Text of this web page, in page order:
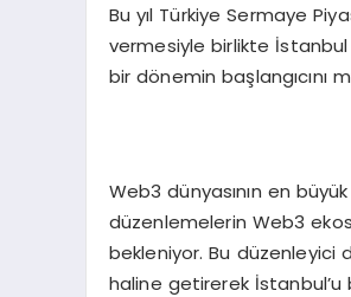
Bu yıl Türkiye Sermaye
vermesiyle birlikte İstanbul
bir dönemin başlangıcını
Web3 dünyasının en
düzenlemelerin Web3
bekleniyor. Bu düzenleyici
haline getirerek İstanbul’u